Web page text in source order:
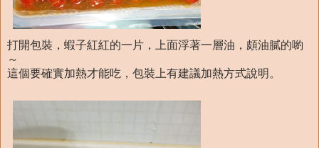
打開包裝，蝦子紅紅的一片，上面浮著一層油，頗油膩的喲
～
這個要確實加熱才能吃，包裝上有建議加熱方式說明。